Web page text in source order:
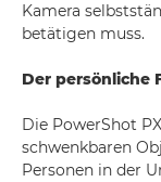
Kamera
betätigen muss.
Der persönliche
Die PowerShot
schwenkbaren
Personen in der